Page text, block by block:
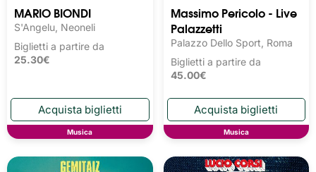
MARIO BIONDI
S'Angelu, Neoneli
Biglietti a partire da
25.30€
Musica
Massimo Pericolo - Live
Palazzetti
Palazzo Dello Sport, Roma
Biglietti a partire da
45.00€
Musica